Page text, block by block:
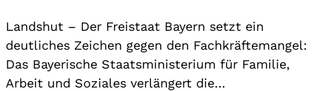
Landshut – Der Freistaat Bayern setzt ein
deutliches Zeichen gegen den Fachkräftemangel:
Das Bayerische Staatsministerium für Familie,
Arbeit und Soziales verlängert die…